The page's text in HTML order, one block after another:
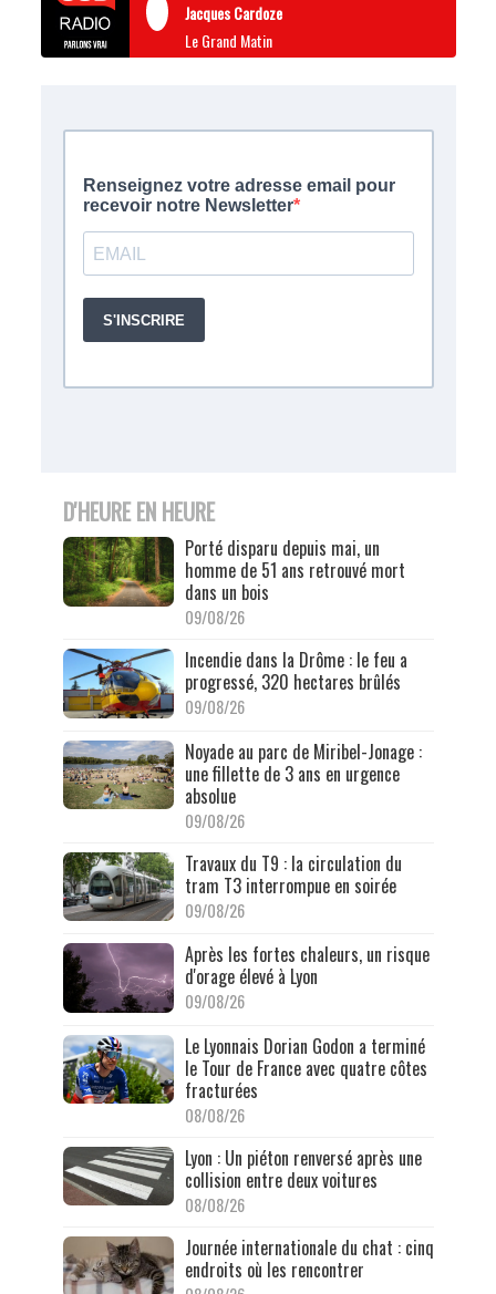
Jacques Cardoze
Le Grand Matin
D'HEURE EN HEURE
Porté disparu depuis mai, un
homme de 51 ans retrouvé mort
dans un bois
09/08/26
Incendie dans la Drôme : le feu a
progressé, 320 hectares brûlés
09/08/26
Noyade au parc de Miribel-Jonage :
une fillette de 3 ans en urgence
absolue
09/08/26
Travaux du T9 : la circulation du
tram T3 interrompue en soirée
09/08/26
Après les fortes chaleurs, un risque
d'orage élevé à Lyon
09/08/26
Le Lyonnais Dorian Godon a terminé
le Tour de France avec quatre côtes
fracturées
08/08/26
Lyon : Un piéton renversé après une
collision entre deux voitures
08/08/26
Journée internationale du chat : cinq
endroits où les rencontrer